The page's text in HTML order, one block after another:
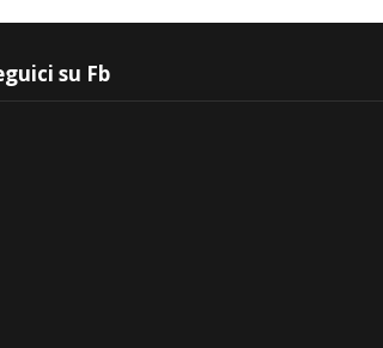
su Fb